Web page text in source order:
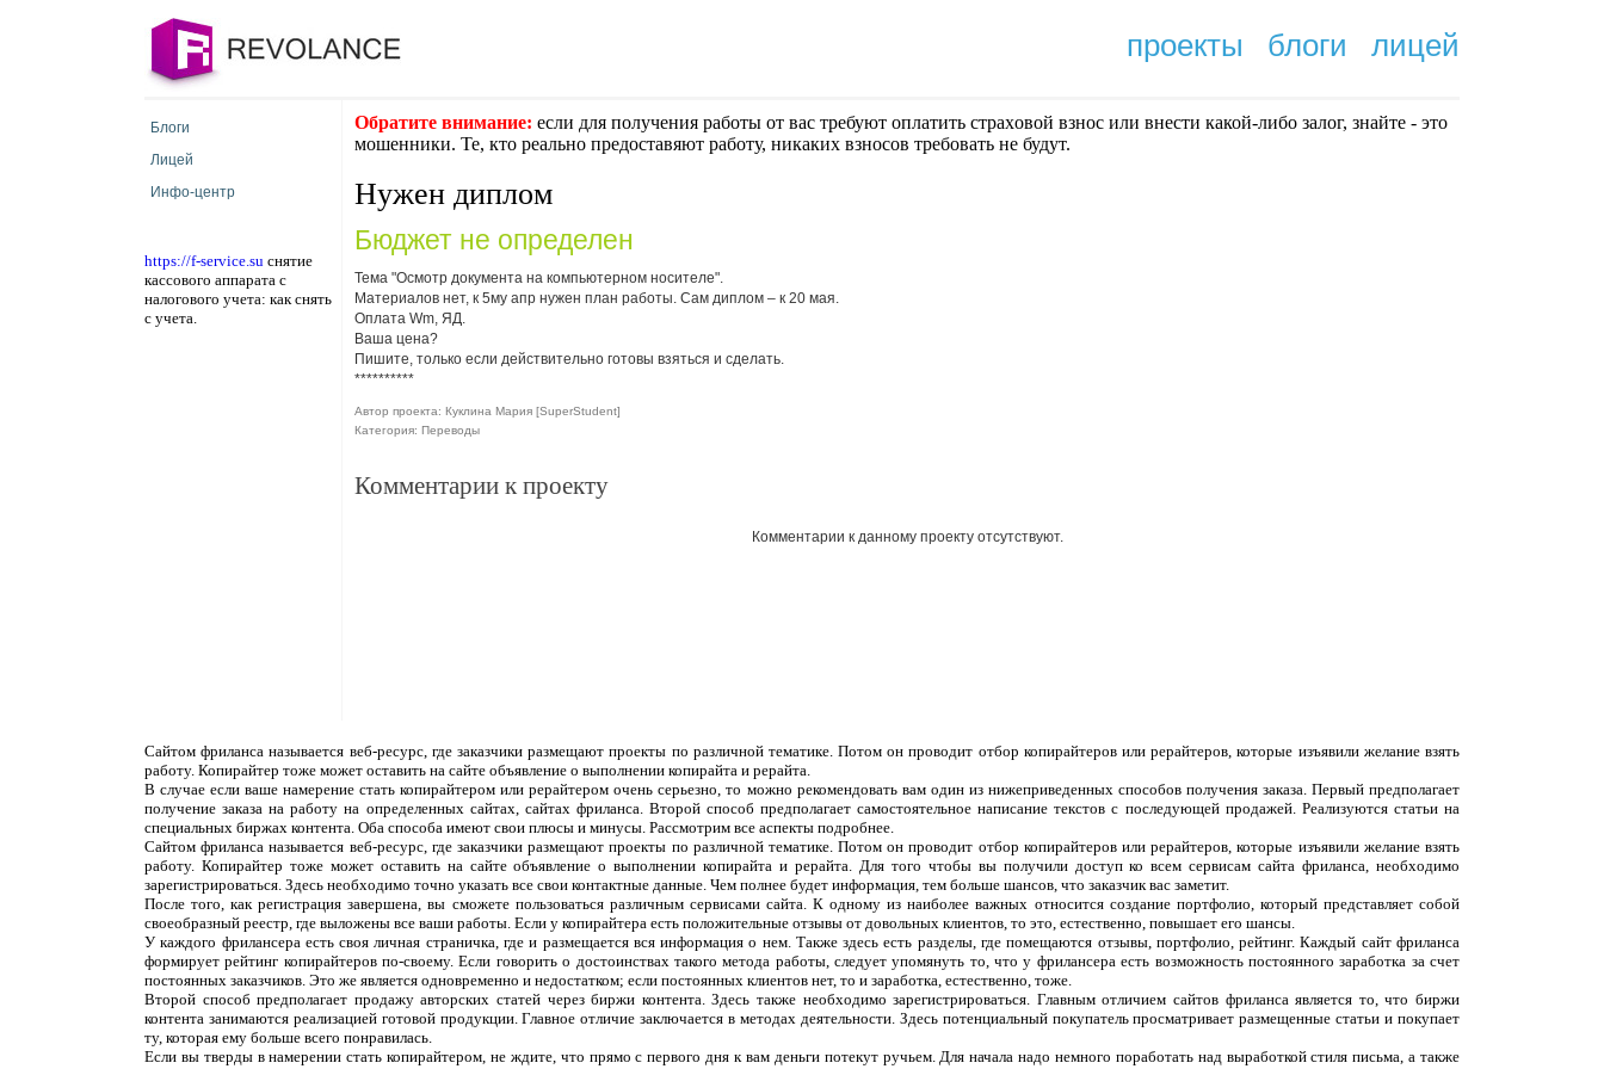
проекты блоги лицей
Блоги
Лицей
Инфо-центр
https://f-service.su снятие
кассового аппарата с
налогового учета: как снять
с учета.
Обратите внимание: если для получения работы от вас требуют оплaтить cтрaxoвoй взнoc или внести какой-либо залог, знайте - это
мошенники. Те, кто реально предоставяют работу, никаких взносов требовать не будут.
Нужен диплом
Бюджет не определен
Тема "Осмотр документа на компьютерном носителе".
Материалов нет, к 5му апр нужен план работы. Сам диплом – к 20 мая.
Оплата Wm, ЯД.
Ваша цена?
Пишите, только если действительно готовы взяться и сделать.
**********
Автор проекта: Куклина Мария [SuperStudent]
Категория: Переводы
Комментарии к проекту
Комментарии к данному проекту отсутствуют.
Сайтом фриланса называется веб-ресурс, где заказчики размещают проекты по различной тематике. Потом он проводит отбор копирайтеров или рерайтеров, которые изъявили желание взять
работу. Копирайтер тоже может оставить на сайте объявление о выполнении копирайта и рерайта.
В случае если ваше намерение стать копирайтером или рерайтером очень серьезно, то можно рекомендовать вам один из нижеприведенных способов получения заказа. Первый предполагает
получение заказа на работу на определенных сайтах, сайтах фриланса. Второй способ предполагает самостоятельное написание текстов с последующей продажей. Реализуются статьи на
специальных биржах контента. Оба способа имеют свои плюсы и минусы. Рассмотрим все аспекты подробнее.
Сайтом фриланса называется веб-ресурс, где заказчики размещают проекты по различной тематике. Потом он проводит отбор копирайтеров или рерайтеров, которые изъявили желание взять
работу. Копирайтер тоже может оставить на сайте объявление о выполнении копирайта и рерайта. Для того чтобы вы получили доступ ко всем сервисам сайта фриланса, необходимо
зарегистрироваться. Здесь необходимо точно указать все свои контактные данные. Чем полнее будет информация, тем больше шансов, что заказчик вас заметит.
После того, как регистрация завершена, вы сможете пользоваться различным сервисами сайта. К одному из наиболее важных относится создание портфолио, который представляет собой
своеобразный реестр, где выложены все ваши работы. Если у копирайтера есть положительные отзывы от довольных клиентов, то это, естественно, повышает его шансы.
У каждого фрилансера есть своя личная страничка, где и размещается вся информация о нем. Также здесь есть разделы, где помещаются отзывы, портфолио, рейтинг. Каждый сайт фриланса
формирует рейтинг копирайтеров по-своему. Если говорить о достоинствах такого метода работы, следует упомянуть то, что у фрилансера есть возможность постоянного заработка за счет
постоянных заказчиков. Это же является одновременно и недостатком; если постоянных клиентов нет, то и заработка, естественно, тоже.
Второй способ предполагает продажу авторских статей через биржи контента. Здесь также необходимо зарегистрироваться. Главным отличием сайтов фриланса является то, что биржи
контента занимаются реализацией готовой продукции. Главное отличие заключается в методах деятельности. Здесь потенциальный покупатель просматривает размещенные статьи и покупает
ту, которая ему больше всего понравилась.
Если вы тверды в намерении стать копирайтером, не ждите, что прямо с первого дня к вам деньги потекут ручьем. Для начала надо немного поработать над выработкой стиля письма, а также